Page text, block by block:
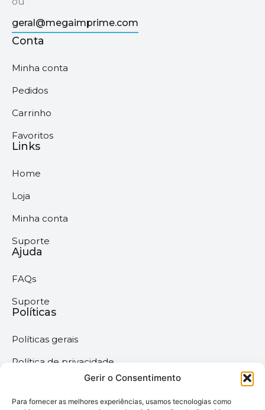
Gerir o Consentimento
Para fornecer as melhores experiências, usamos tecnologias como
geral@megaimprime.com
Conta
Minha conta
Pedidos
Carrinho
Favoritos
Links
Home
Loja
Minha conta
Suporte
Ajuda
FAQs
Suporte
Políticas
Políticas gerais
Política de privacidade
Termos & Condições
Política de cookies